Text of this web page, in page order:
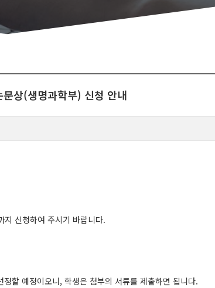
상(생명과학부) 신청 안내
신청하여 주시기 바랍니다.
예정이오니, 학생은 첨부의 서류를 제출하면 됩니다.